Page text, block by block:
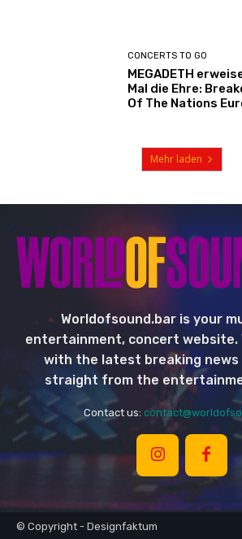
CONCERTS TO GO
MEGADETH
Mal die Ehre:
Of The Nations
Mehr laden
Worldofsound.bar is your
entertainment, concert website.
with the latest breaking news
straight from the
Contact us:
© Copyright - Designfaktum